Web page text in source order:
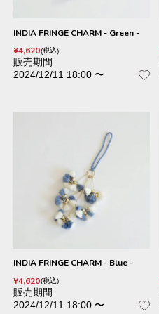
INDIA FRINGE CHARM - Green -
¥4,620 税込
販売期間
2024/12/11 18:00 〜
INDIA FRINGE CHARM - Blue -
¥4,620 税込
販売期間
2024/12/11 18:00 〜